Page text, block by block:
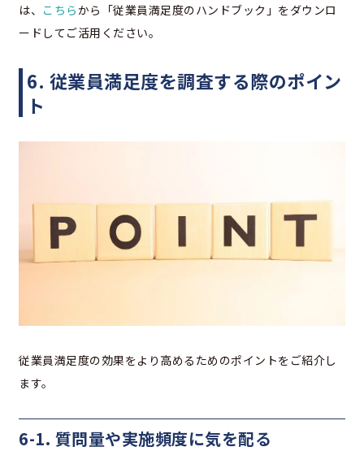
は、 こちらから「従業員満足度のハンドブック」をダウンロ
ードしてご活用ください。
6. 従業員満足度を調査する際のポイン
ト
従業員満足度の効果をより高めるためのポイントをご紹介し
ます。
6-1. 質問量や実施頻度に気を配る